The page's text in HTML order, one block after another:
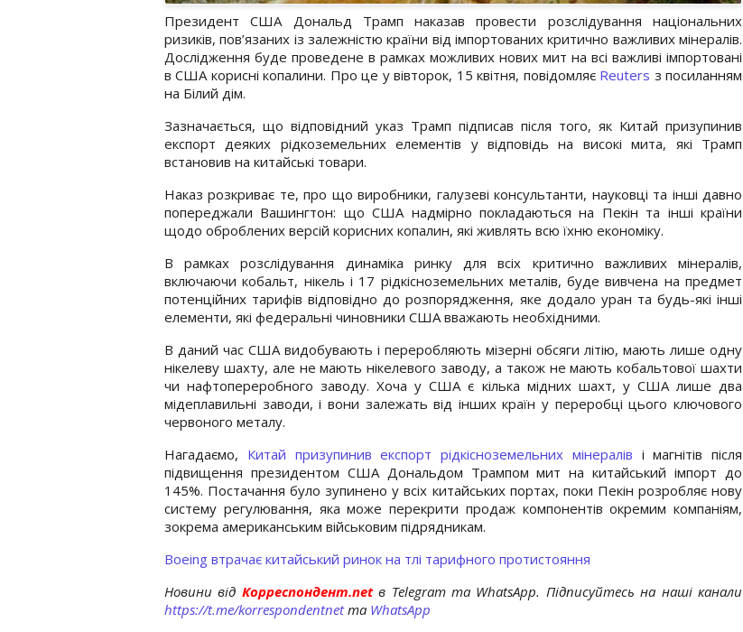
Президент США Дональд Трамп наказав провести розслідування національних
ризиків, пов’язаних із залежністю країни від імпортованих критично важливих мінералів.
Дослідження буде проведене в рамках можливих нових мит на всі важливі імпортовані
в США корисні копалини. Про це у вівторок, 15 квітня, повідомляє Reuters з посиланням
на Білий дім.
Зазначається, що відповідний указ Трамп підписав після того, як Китай призупинив
експорт деяких рідкоземельних елементів у відповідь на високі мита, які Трамп
встановив на китайські товари.
Наказ розкриває те, про що виробники, галузеві консультанти, науковці та інші давно
попереджали Вашингтон: що США надмірно покладаються на Пекін та інші країни
щодо оброблених версій корисних копалин, які живлять всю їхню економіку.
В рамках розслідування динаміка ринку для всіх критично важливих мінералів,
включаючи кобальт, нікель і 17 рідкісноземельних металів, буде вивчена на предмет
потенційних тарифів відповідно до розпорядження, яке додало уран та будь-які інші
елементи, які федеральні чиновники США вважають необхідними.
В даний час США видобувають і переробляють мізерні обсяги літію, мають лише одну
нікелеву шахту, але не мають нікелевого заводу, а також не мають кобальтової шахти
чи нафтопереробного заводу. Хоча у США є кілька мідних шахт, у США лише два
мідеплавильні заводи, і вони залежать від інших країн у переробці цього ключового
червоного металу.
Нагадаємо, Китай призупинив експорт рідкісноземельних мінералів і магнітів після
підвищення президентом США Дональдом Трампом мит на китайський імпорт до
145%. Постачання було зупинено у всіх китайських портах, поки Пекін розробляє нову
систему регулювання, яка може перекрити продаж компонентів окремим компаніям,
зокрема американським військовим підрядникам.
Boeing втрачає китайський ринок на тлі тарифного протистояння
Новини від Корреспондент.netв Telegram та WhatsApp. Підписуйтесь на наші канали
https://t.me/korrespondentnetта WhatsApp